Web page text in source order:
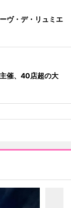
ヴ・デ・リュミエ
催、40店超の大